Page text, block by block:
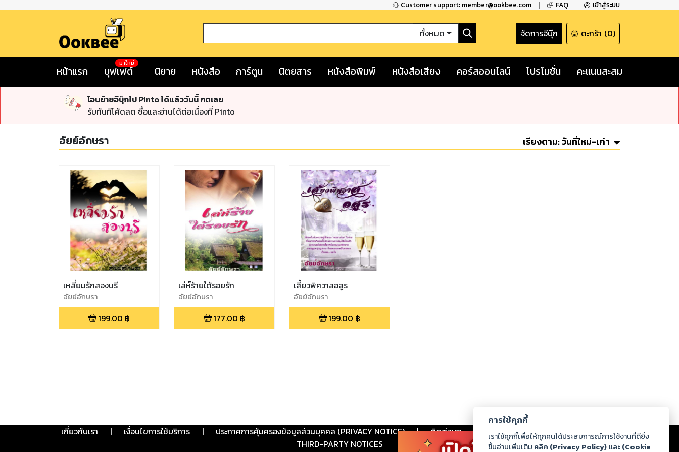
Customer support: member@ookbee.com FAQ เข้าสู่ระบบ
ทั้งหมด จัดการอีบุ๊ก ตะกร้า (0)
หน้าแรก บุฟเฟต์
มาใหม่
นิยาย หนังสือ การ์ตูน นิตยสาร หนังสือพิมพ์ หนังสือเสียง คอร์สออนไลน์ โปรโมชั่น คะแนนสะสม
โอนย้ายอีบุ๊กไป Pinto ได้แล้ววันนี้ กดเลย
รับทันทีโค้ดลด ซื้อและอ่านได้ต่อเนื่องที่ Pinto
อัยย์อักษรา เรียงตาม:วันที่ใหม่-เก่า
เหลี่ยมรักสองนรี
อัยย์อักษรา
199.00 ฿
เล่ห์ร้ายใต้รอยรัก
อัยย์อักษรา
177.00 ฿
เสี้ยวพิศวาสอสูร
อัยย์อักษรา
199.00 ฿
เกี่ยวกับเรา | เงื่อนไขการใช้บริการ | ประกาศการคุ้มครองข้อมูลส่วนบุคคล (PRIVACY NOTICE) | ติดต่อเรา ร่วมงานกับเรา ดาวน์โหลด
THIRD-PARTY NOTICES
การใช้คุกกี้
เราใช้คุกกี้เพื่อให้ทุกคนได้ประสบการณ์การใช้งานที่ดียิ่ง
ขึ้นอ่านเพิ่มเติม คลิก (Privacy Policy) และ (Cookie